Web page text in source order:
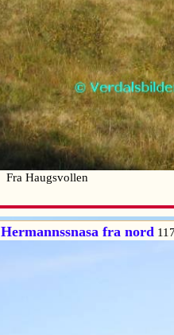
Fra Haugsvollen
Hermannssnasa fra nord